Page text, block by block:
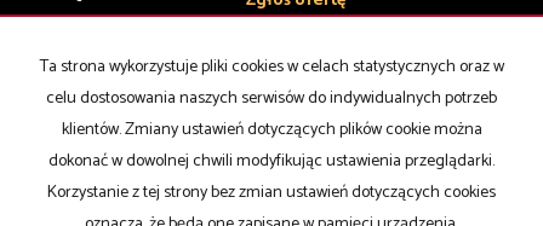
Domyna sprzedaż
Działki na sprzedaż
Lokalena sprzedaż
Halena sprzedaż
Obiektyna sprzedaż
Polityka prywatności
Ta strona wykorzystuje pliki cookies w celach statystycznych oraz w
celu dostosowania naszych serwisów do indywidualnych potrzeb
klientów. Zmiany ustawień dotyczących plików cookie można
dokonać w dowolnej chwili modyfikując ustawienia przeglądarki.
Korzystanie z tej strony bez zmian ustawień dotyczących cookies